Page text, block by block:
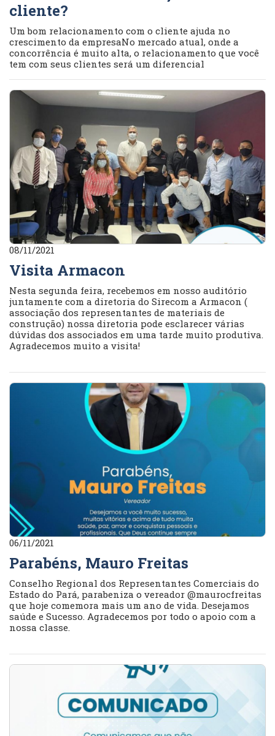
cliente?
Um bom relacionamento com o cliente ajuda no
crescimento da empresaNo mercado atual, onde a
concorrência é muito alta, o relacionamento que você
tem com seus clientes será um diferencial
08/11/2021
Visita Armacon
Nesta segunda feira, recebemos em nosso auditório
juntamente com a diretoria do Sirecom a Armacon (
associação dos representantes de materiais de
construção) nossa diretoria pode esclarecer várias
dúvidas dos associados em uma tarde muito produtiva.
Agradecemos muito a visita!
06/11/2021
Parabéns, Mauro Freitas
Conselho Regional dos Representantes Comerciais do
Estado do Pará, parabeniza o vereador @maurocfreitas
que hoje comemora mais um ano de vida. Desejamos
saúde e Sucesso. Agradecemos por todo o apoio com a
nossa classe.